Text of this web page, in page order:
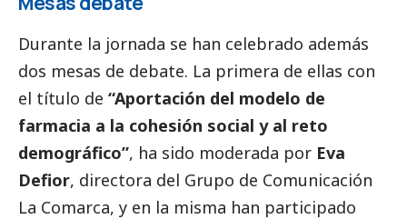
Durante la jornada se han celebrado además
dos mesas de debate. La primera de ellas con
el título de “Aportación del modelo de
farmacia a la cohesión social y al reto
demográfico”, ha sido moderada por Eva
Defior, directora del Grupo de Comunicación
La Comarca, y en la misma han participado